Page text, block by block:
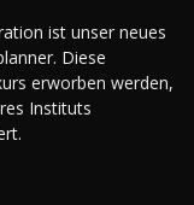
ist unser neues
Diese
erworben werden,
Instituts